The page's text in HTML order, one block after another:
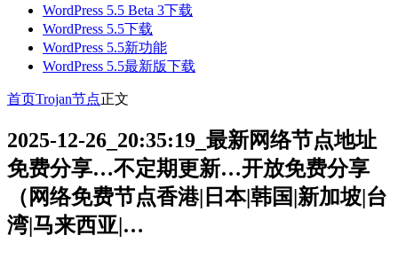
WordPress 5.5 Beta 3下载
WordPress 5.5下载
WordPress 5.5新功能
WordPress 5.5最新版下载
首页Trojan节点正文
2025-12-26_20:35:19_最新网络节点地址
免费分享…不定期更新…开放免费分享
（网络免费节点香港|日本|韩国|新加坡|台
湾|马来西亚|…